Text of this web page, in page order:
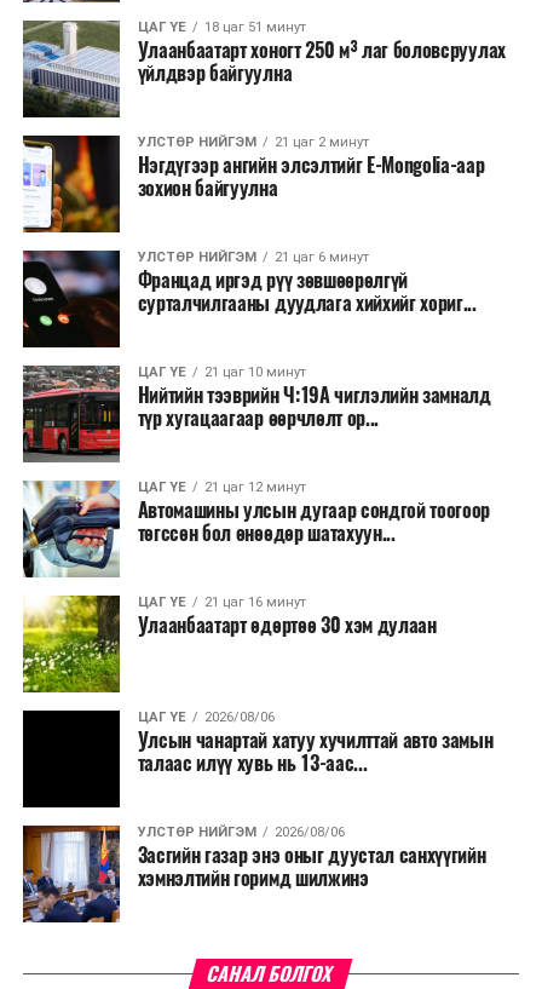
ЦАГ ҮЕ 18 цаг 51 минут
Улаанбаатарт хоногт 250 м³ лаг боловсруулах
үйлдвэр байгуулна
УЛСТӨР НИЙГЭМ 21 цаг 2 минут
Нэгдүгээр ангийн элсэлтийг E-Mongolia-аар
зохион байгуулна
УЛСТӨР НИЙГЭМ 21 цаг 6 минут
Францад иргэд рүү зөвшөөрөлгүй
сурталчилгааны дуудлага хийхийг хориг...
ЦАГ ҮЕ 21 цаг 10 минут
Нийтийн тээврийн Ч:19А чиглэлийн замналд
түр хугацаагаар өөрчлөлт ор...
ЦАГ ҮЕ 21 цаг 12 минут
Автомашины улсын дугаар сондгой тоогоор
төгссөн бол өнөөдөр шатахуун...
ЦАГ ҮЕ 21 цаг 16 минут
Улаанбаатарт өдөртөө 30 хэм дулаан
ЦАГ ҮЕ 2026/08/06
Улсын чанартай хатуу хучилттай авто замын
талаас илүү хувь нь 13-аас...
УЛСТӨР НИЙГЭМ 2026/08/06
Засгийн газар энэ оныг дуустал санхүүгийн
хэмнэлтийн горимд шилжинэ
САНАЛ БОЛГОХ